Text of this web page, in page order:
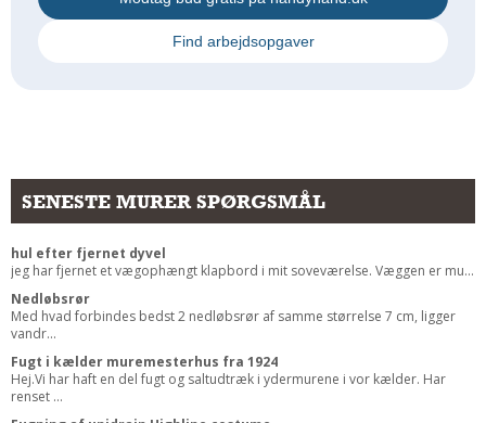
Find arbejdsopgaver
SENESTE MURER SPØRGSMÅL
hul efter fjernet dyvel
jeg har fjernet et vægophængt klapbord i mit soveværelse. Væggen er mu...
Nedløbsrør
Med hvad forbindes bedst 2 nedløbsrør af samme størrelse 7 cm, ligger
vandr...
Fugt i kælder muremesterhus fra 1924
Hej.Vi har haft en del fugt og saltudtræk i ydermurene i vor kælder. Har
renset ...